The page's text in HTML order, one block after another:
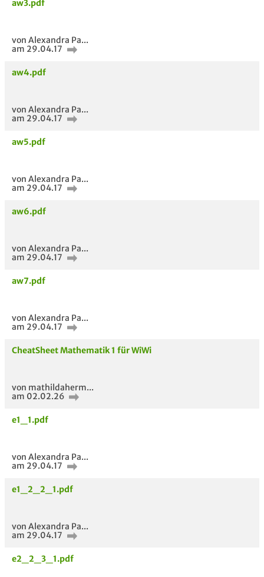
aw3.pdf
von Alexandra Pa...
am 29.04.17
aw4.pdf
von Alexandra Pa...
am 29.04.17
aw5.pdf
von Alexandra Pa...
am 29.04.17
aw6.pdf
von Alexandra Pa...
am 29.04.17
aw7.pdf
von Alexandra Pa...
am 29.04.17
CheatSheet Mathematik 1 für WiWi
von mathildaherm...
am 02.02.26
e1_1.pdf
von Alexandra Pa...
am 29.04.17
e1_2_2_1.pdf
von Alexandra Pa...
am 29.04.17
e2_2_3_1.pdf